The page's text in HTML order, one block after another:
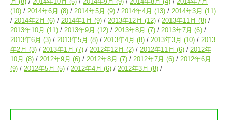
(10)
2014年6月 (8) 2014年5月 (9) 2014年4月 (13) 2014年3月 (11)
2014年2月 (6) 2014年1月 (9) 2013年12月 (12) 2013年11月 (8)
2013年10月 (11) 2013年9月 (12) 2013年8月 (7) 2013年7月 (6)
2013年6月 (3) 2013年5月 (8) 2013年4月 (8) 2013年3月 (10)
2013
年2月 (3) 2013年1月 (7) 2012年12月 (2) 2012年11月 (6)
2012年
10月 (8) 2012年9月 (6) 2012年8月 (7) 2012年7月 (6)
2012年6月
(9)
2012年5月 (5) 2012年4月 (6) 2012年3月 (8)